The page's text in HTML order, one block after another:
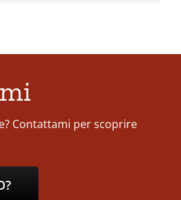
Contattami per scoprire